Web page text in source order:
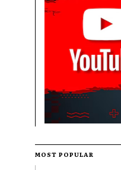
MOST POPULAR